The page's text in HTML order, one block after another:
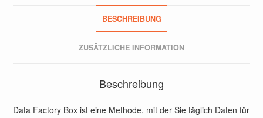
BESCHREIBUNG
ZUSÄTZLICHE INFORMATION
Beschreibung
Data Factory Box ist eine Methode, mit der Sie täglich Daten für